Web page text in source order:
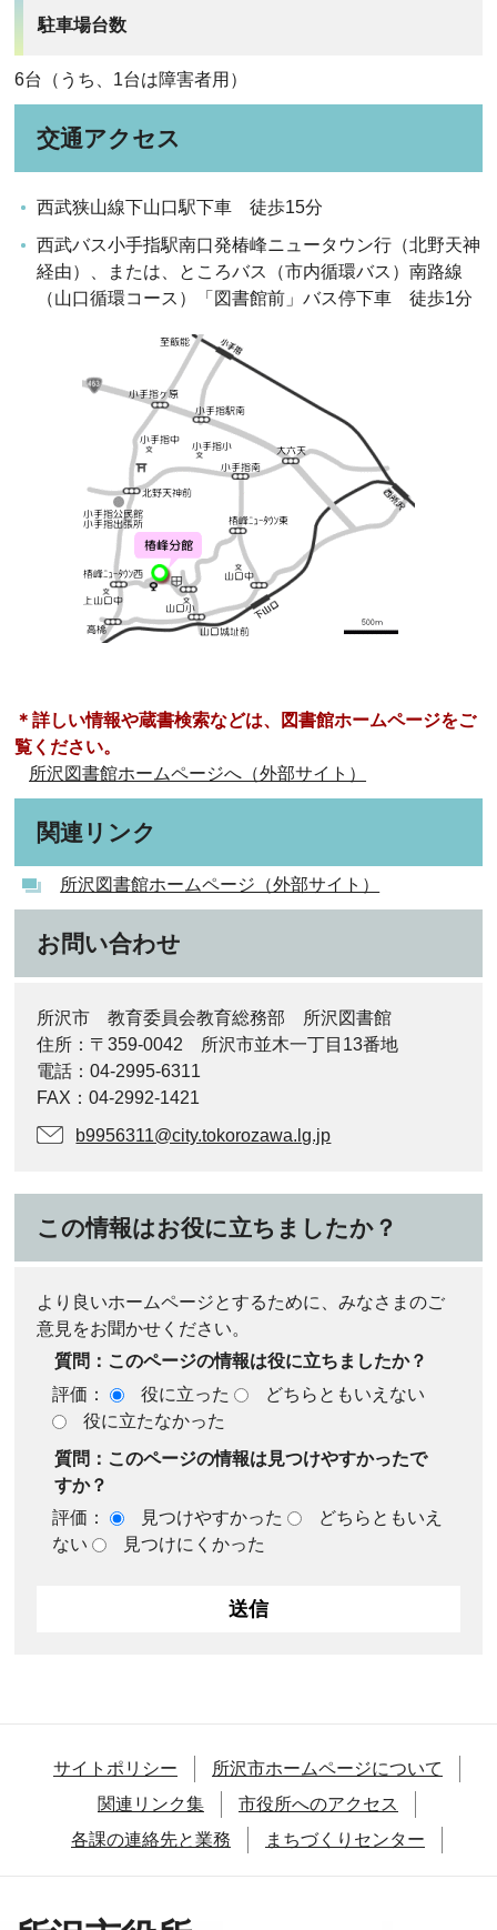
駐車場台数
6台（うち、1台は障害者用）
交通アクセス
西武狭山線下山口駅下車 徒歩15分
西武バス小手指駅南口発椿峰ニュータウン行（北野天神
経由）、または、ところバス（市内循環バス）南路線
（山口循環コース）「図書館前」バス停下車 徒歩1分
＊詳しい情報や蔵書検索などは、図書館ホームページをご
覧ください。
所沢図書館ホームページへ（外部サイト）
関連リンク
所沢図書館ホームページ（外部サイト）
お問い合わせ
所沢市 教育委員会教育総務部 所沢図書館
住所：〒359-0042 所沢市並木一丁目13番地
電話：04-2995-6311
FAX：04-2992-1421
b9956311@city.tokorozawa.lg.jp
この情報はお役に立ちましたか？
より良いホームページとするために、みなさまのご
意見をお聞かせください。
質問：このページの情報は役に立ちましたか？
評価：
役に立った
どちらともいえない
役に立たなかった
質問：このページの情報は見つけやすかったで
すか？
評価：
見つけやすかった
どちらともいえ
ない
見つけにくかった
サイトポリシー
所沢市ホームページについて
関連リンク集
市役所へのアクセス
各課の連絡先と業務
まちづくりセンター